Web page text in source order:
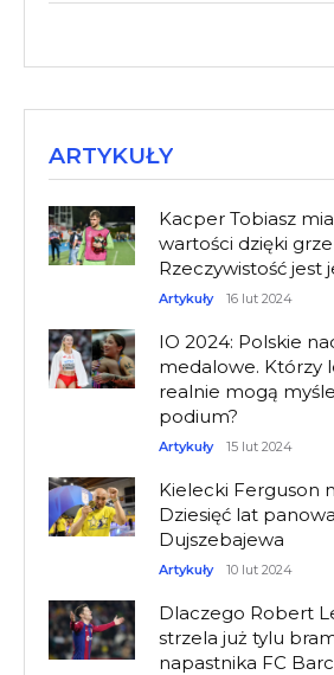
ARTYKUŁY
Kacper Tobiasz
wartości dzięki
Rzeczywistość jest
Artykuły 16 lut 2024
IO 2024: Polskie
medalowe. Którzy
realnie mogą
podium?
Artykuły 15 lut 2024
Kielecki Ferguson
Dziesięć lat
Dujszebajewa
Artykuły 10 lut 2024
Dlaczego Robert
strzela już tylu
napastnika FC